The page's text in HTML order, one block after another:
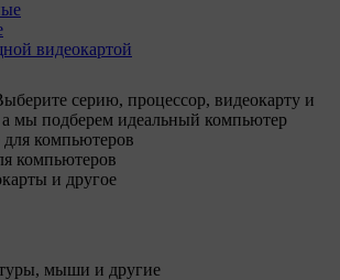
видеокартой
серию, процессор, видеокарту и
а мы подберем идеальный компьютер
компьютеров
и другое
мыши и другие